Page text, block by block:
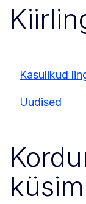
Kasulikud
Uudised